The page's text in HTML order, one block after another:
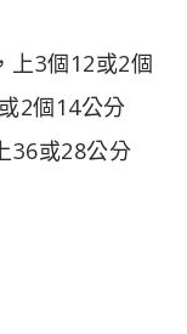
上3個12或2個
2個14公分
36或28公分